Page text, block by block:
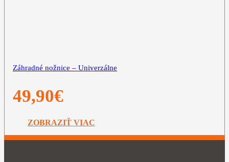
Záhradné nožnice – Univerzálne
49,90€
ZOBRAZIŤ VIAC